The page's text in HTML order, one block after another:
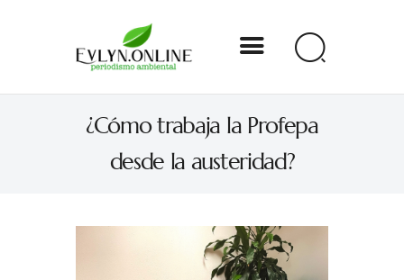
¿Cómo trabaja la Profepa
desde la austeridad?
Evlyn Online
Periodismo para autogobernarse
Nacional
Estados